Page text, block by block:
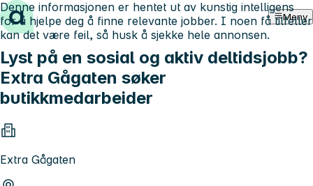
Hopp til innhold Meny
Lyst på en sosial og aktiv deltidsjobb?
Extra Gågaten søker
butikkmedarbeider
Extra Gågaten
Denne informasjonen er hentet ut av kunstig intelligens
for å hjelpe deg å finne relevante jobber. I noen få tilfeller
kan det være feil, så husk å sjekke hele annonsen.